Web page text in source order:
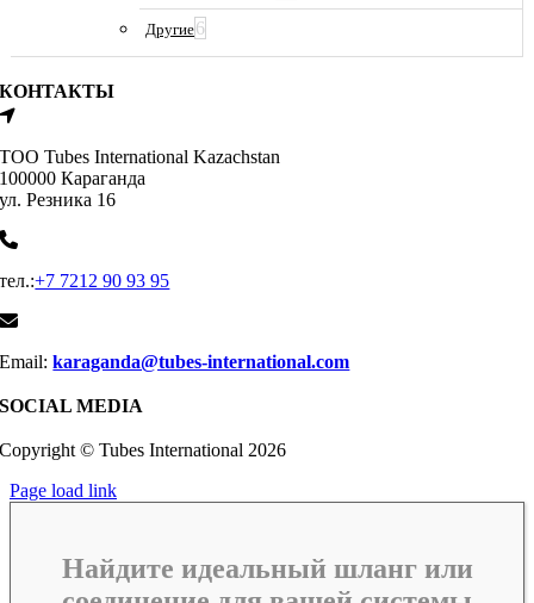
Другие6
КОНТАКТЫ
ТОО Tubes International Kazachstan
100000 Караганда
ул. Резника 16
тел.:+7 7212 90 93 95
Email:karaganda@tubes-international.com
SOCIAL MEDIA
Copyright © Tubes International 2026
Page load link
Найдите идеальный шланг или